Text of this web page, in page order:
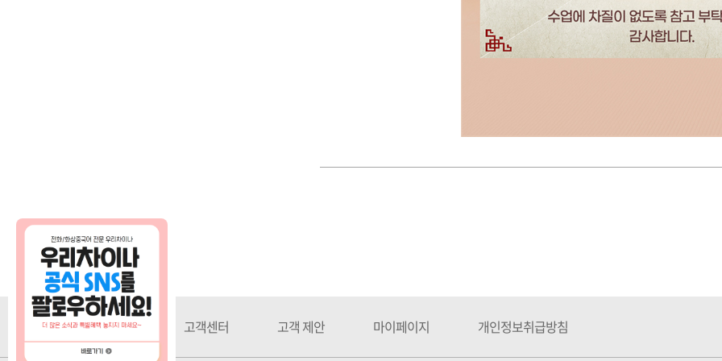
회사소개 고객센터 고객 제안 마이페이지 개인정보취급방침